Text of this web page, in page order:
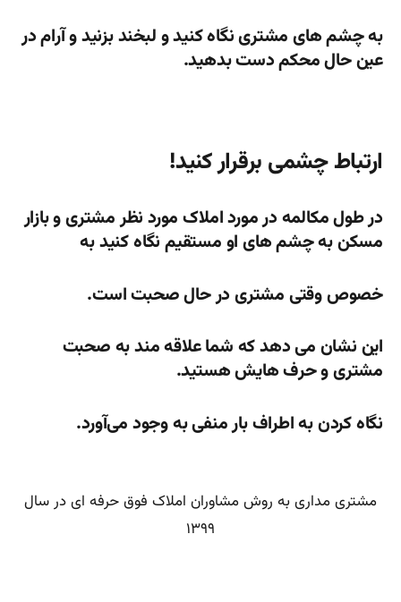
به چشم های مشتری نگاه کنید و لبخند بزنید و آرام در
عین حال محکم دست بدهید.
ارتباط چشمی برقرار کنید!
در طول مکالمه در مورد املاک مورد نظر مشتری و بازار
مسکن به چشم های او مستقیم نگاه کنید به
خصوص وقتی مشتری در حال صحبت است.
این نشان می دهد که شما علاقه مند به صحبت
مشتری و حرف هایش هستید.
نگاه کردن به اطراف بار منفی به وجود می‌آورد.
مشتری مداری به روش مشاوران املاک فوق حرفه ای در سال
۱۳۹۹